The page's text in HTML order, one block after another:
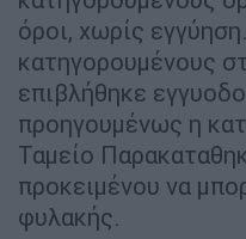
όροι, χωρίς
κατηγορουμένους
επιβλήθηκε
προηγουμένως η
Ταμείο
προκειμένου να
φυλακής.